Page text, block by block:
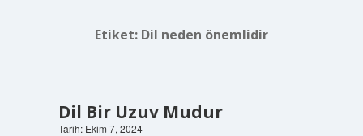
Etiket: Dil neden önemlidir
Dil Bir Uzuv Mudur
Tarih: Ekim 7, 2024